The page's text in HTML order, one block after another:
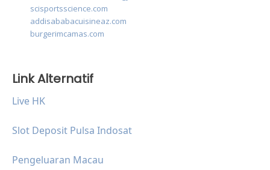
scisportsscience.com
addisababacuisineaz.com
burgerimcamas.com
Link Alternatif
Live HK
Slot Deposit Pulsa Indosat
Pengeluaran Macau